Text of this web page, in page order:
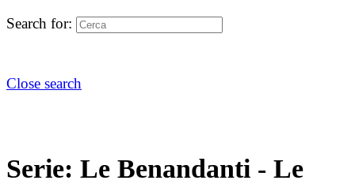
Search for:
Close search
Serie: Le Benandanti - Le